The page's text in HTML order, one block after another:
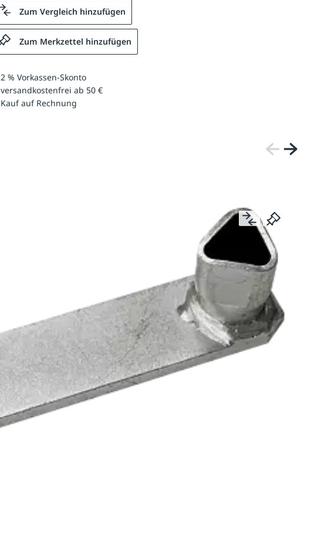
Zum Vergleich hinzufügen
Zum Merkzettel hinzufügen
2 % Vorkassen-Skonto
versandkostenfrei ab 50 €
Kauf auf Rechnung